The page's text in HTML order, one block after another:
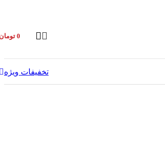
0
تخفیفات ویژه